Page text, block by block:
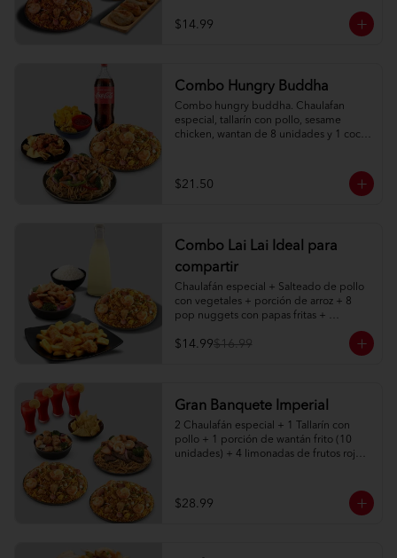
$14.99
Combo Hungry Buddha
Combo hungry buddha. Chaulafan
especial, tallarín con pollo, sesame
chicken, wantan de 8 unidades y 1 coca
$21.50
Combo Lai Lai Ideal para
compartir
Chaulafán especial + Salteado de pollo
con vegetales + porción de arroz + 8
pop nuggets con papas fritas +
$14.99$16.99
Gran Banquete Imperial
2 Chaulafán especial + 1 Tallarín con
pollo + 1 porción de wantán frito (10
unidades) + 4 limonadas de frutos rojos.
$28.99